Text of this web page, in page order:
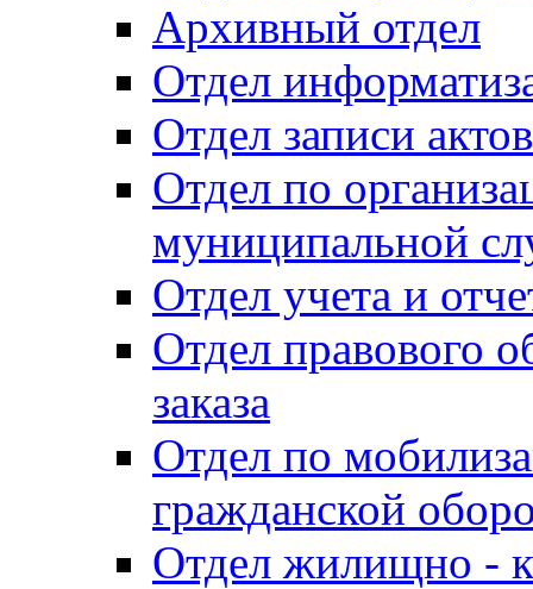
Архивный отдел
Отдел
Отдел записи
Отдел по
муниципальной
Отдел учета и
Отдел правового
заказа
Отдел по
гражданской
Отдел жилищно -